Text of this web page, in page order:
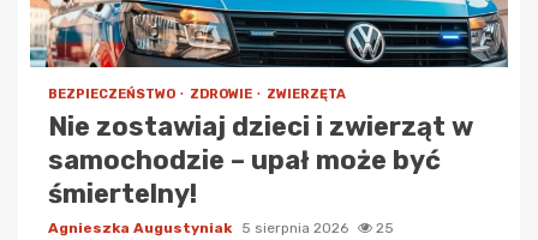
BEZPIECZEŃSTWO ZDROWIE ZWIERZĘTA
Nie zostawiaj dzieci i zwierząt w
samochodzie – upał może być
śmiertelny!
Agnieszka Augustyniak 5 sierpnia 2026 25